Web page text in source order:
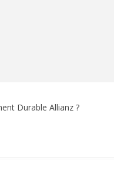
Durable Allianz ?